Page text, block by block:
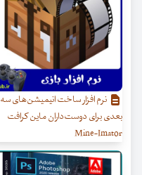
نرم افزار ساخت انیمیشن‌های سه
بعدی برای دوست‌داران ماین کرافت
Mine-Imator